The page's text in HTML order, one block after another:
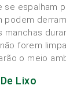
se espalham
podem
manchas
forem
o meio
Lixo